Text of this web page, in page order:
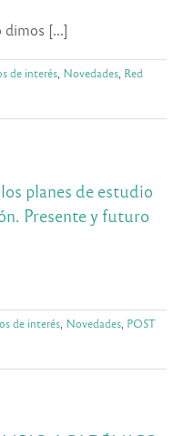
dimos [...]
de interés Novedades Red
planes de estudio
Presente y futuro
de interés, Novedades, POST